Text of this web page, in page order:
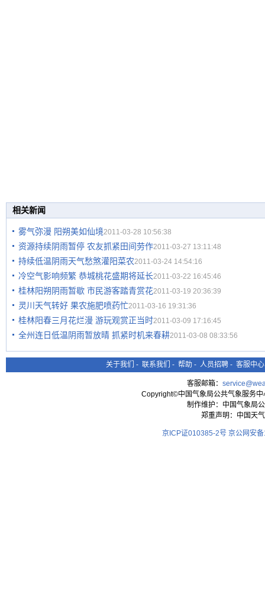
相关新闻
雾气弥漫 阳朔美如仙境2011-03-28 10:56:38
资源持续阴雨暂停 农友抓紧田间劳作2011-03-27 13:11:48
持续低温阴雨天气愁煞灌阳菜农2011-03-24 14:54:16
冷空气影响频繁 恭城桃花盛期将延长2011-03-22 16:45:46
桂林阳朔阴雨暂歇 市民游客踏青赏花2011-03-19 20:36:39
灵川天气转好 果农施肥喷药忙2011-03-16 19:31:36
桂林阳春三月花烂漫 游玩观赏正当时2011-03-09 17:16:45
全州连日低温阴雨暂放晴 抓紧时机来春耕2011-03-08 08:33:56
关于我们 - 联系我们 - 帮助 - 人员招聘 - 客服中心
客服邮箱：
Copyright©中国气象局公共气象服务
制作维护：中国气象局
郑重声明：中国天
京ICP证010385-2号 京公网安